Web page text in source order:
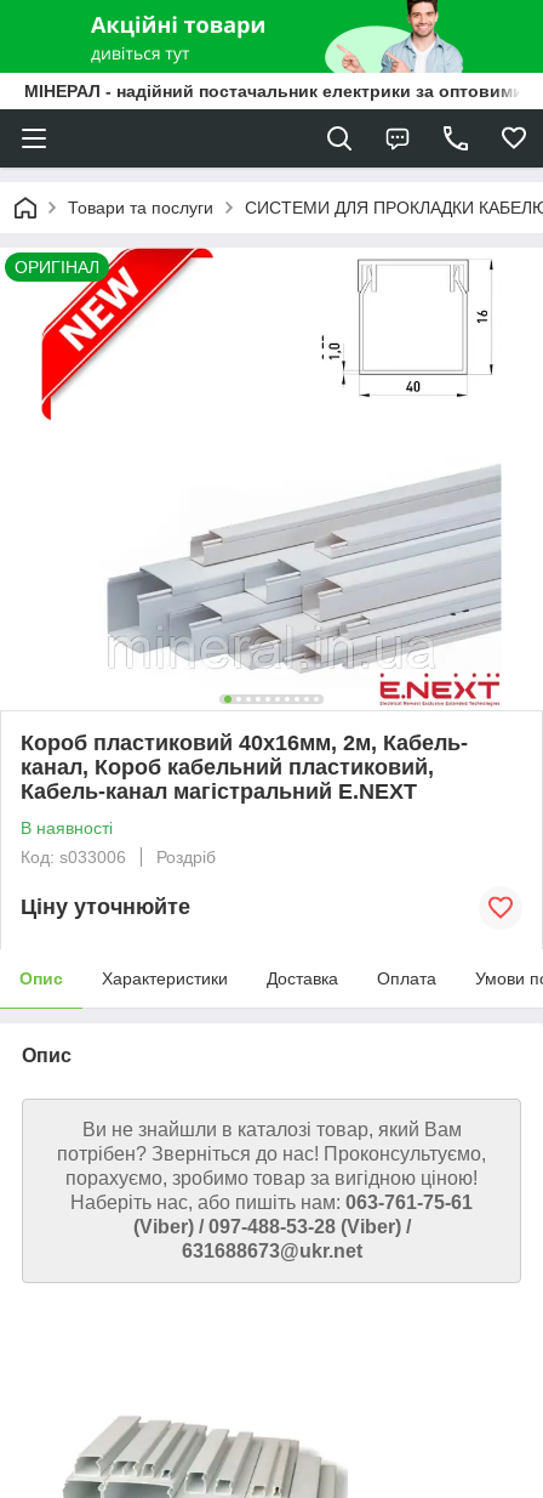
МІНЕРАЛ - надійний постачальник електрики за оптовими
Товари та послуги СИСТЕМИ ДЛЯ ПРОКЛАДКИ
ОРИГІНАЛ
Короб пластиковий 40х16мм, 2м, Кабель-
канал, Короб кабельний пластиковий,
Кабель-канал магістральний E.NEXT
В наявності
Код: s033006
Роздріб
Ціну уточнюйте
Опис Характеристики Доставка Оплата Умови
Опис
Ви не знайшли в каталозі товар, який Вам
потрібен? Зверніться до нас! Проконсультуємо,
порахуємо, зробимо товар за вигідною ціною!
Наберіть нас, або пишіть нам: 063-761-75-61
(Viber) / 097-488-53-28 (Viber) /
631688673@ukr.net